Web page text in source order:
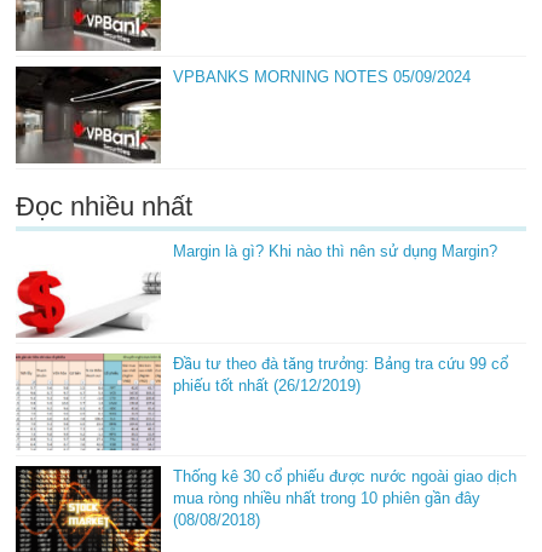
VPBANKS MORNING NOTES 05/09/2024
Đọc nhiều nhất
Margin là gì? Khi nào thì nên sử dụng Margin?
Đầu tư theo đà tăng trưởng: Bảng tra cứu 99 cổ
phiếu tốt nhất (26/12/2019)
Thống kê 30 cổ phiếu được nước ngoài giao dịch
mua ròng nhiều nhất trong 10 phiên gần đây
(08/08/2018)